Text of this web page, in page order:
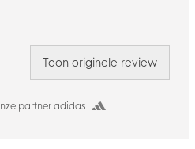
partner adidas
Toon originele review